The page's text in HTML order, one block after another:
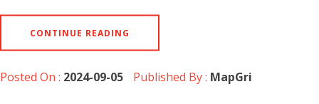
CONTINUE READING
Posted On : 2024-09-05 Published By : MapGri